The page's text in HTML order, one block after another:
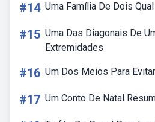
#14 Uma Família De Dois
#15 Uma Das Diagonais De
Extremidades
#16 Um Dos Meios Para
#17 Um Conto De Natal